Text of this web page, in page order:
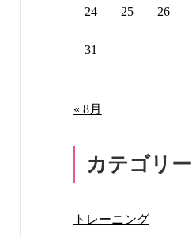
24 25 26
31
« 8月
カテゴリー
トレーニング